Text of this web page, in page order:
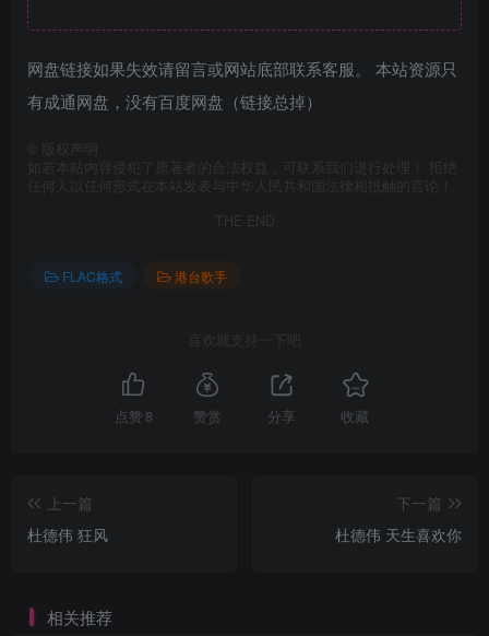
网盘链接如果失效请留言或网站底部联系客服。 本站资源只
有成通网盘，没有百度网盘（链接总掉）
版权声明
如若本站内容侵犯了原著者的合法权益，可联系我们进行处理！ 拒绝
任何人以任何形式在本站发表与中华人民共和国法律相抵触的言论！
THE END
FLAC格式 港台歌手
喜欢就支持一下吧
点赞 8 赞赏 分享 收藏
上一篇
杜德伟 狂风
下一篇
杜德伟 天生喜欢你
相关推荐